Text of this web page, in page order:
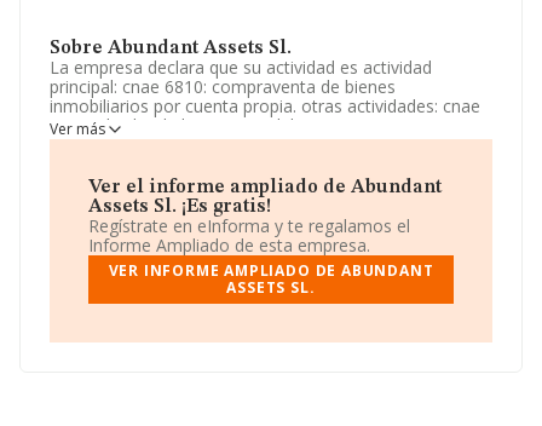
Sobre Abundant Assets Sl.
La empresa declara que su actividad es actividad
principal: cnae 6810: compraventa de bienes
inmobiliarios por cuenta propia. otras actividades: cnae
6620: alquiler de bienes inmobiliarios por cuenta propia.
6832: gestión y administración de la propiedad
Mercantil como Sociedad Limitada. Su actividad CNAE
es '%cnae%' con código 6811. La empresa no tiene
actividad en mercados exteriores.
La compañíaAbundant Assets S.L, con CIF
B10965499, se encuentra en Calle Sierra De Baza Par R
3 17, Sup C 23, (29649), en el municipio de Mijas, en
Ver más
Ver el informe ampliado de Abundant
Assets Sl. ¡Es gratis!
Regístrate en eInforma y te regalamos el
Informe Ampliado de esta empresa.
VER INFORME AMPLIADO DE ABUNDANT
ASSETS SL.